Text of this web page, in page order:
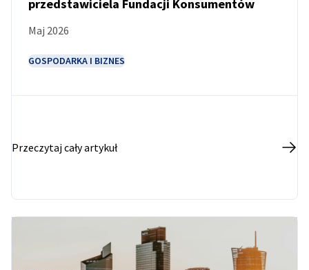
przedstawiciela Fundacji Konsumentów
Maj 2026
GOSPODARKA I BIZNES
Przeczytaj cały artykuł